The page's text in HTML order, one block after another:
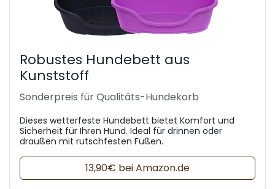
Robustes Hundebett aus
Kunststoff
Sonderpreis für Qualitäts-Hundekorb
Dieses wetterfeste Hundebett bietet Komfort und
Sicherheit für Ihren Hund. Ideal für drinnen oder
draußen mit rutschfesten Füßen.
13,90€ bei Amazon.de